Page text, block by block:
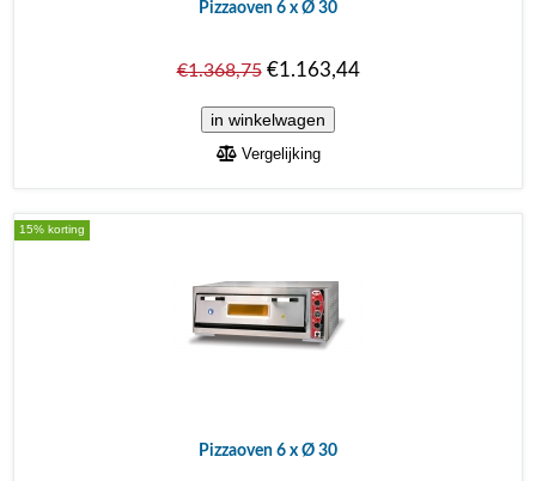
Pizzaoven 6 x Ø 30
€1.368,75€1.163,44
Vergelijking
15% korting
Pizzaoven 6 x Ø 30